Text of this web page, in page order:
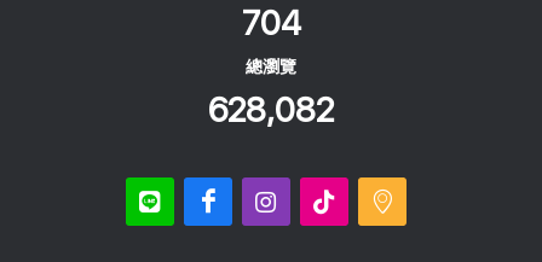
704
總瀏覽
628,082